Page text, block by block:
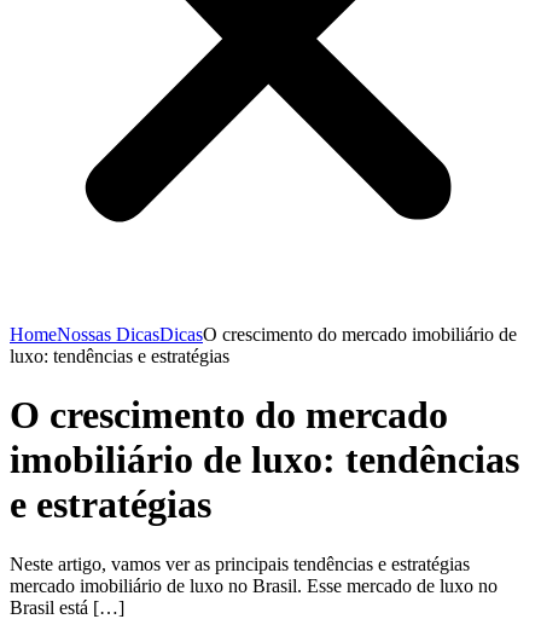
HomeNossas DicasDicasO crescimento do mercado imobiliário de
luxo: tendências e estratégias
O crescimento do mercado
imobiliário de luxo: tendências
e estratégias
Neste artigo, vamos ver as principais tendências e estratégias
mercado imobiliário de luxo no Brasil. Esse mercado de luxo no
Brasil está […]